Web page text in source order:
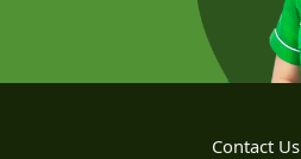
Contact Us